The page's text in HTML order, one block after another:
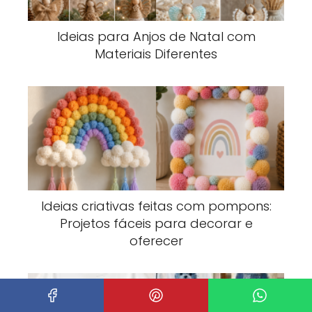
Ideias para Anjos de Natal com
Materiais Diferentes
Ideias criativas feitas com pompons:
Projetos fáceis para decorar e
oferecer